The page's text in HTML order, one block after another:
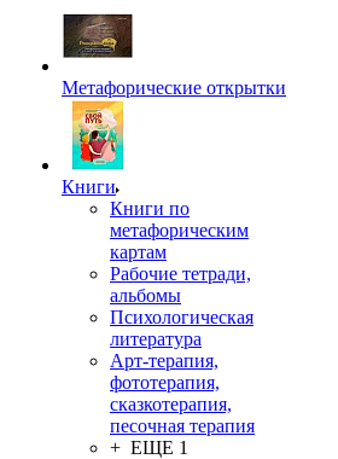
Метафорические открытки
Книги
Книги по
метафорическим
картам
Рабочие тетради,
альбомы
Психологическая
литература
Арт-терапия,
фототерапия,
сказкотерапия,
песочная терапия
+ ЕЩЕ 1